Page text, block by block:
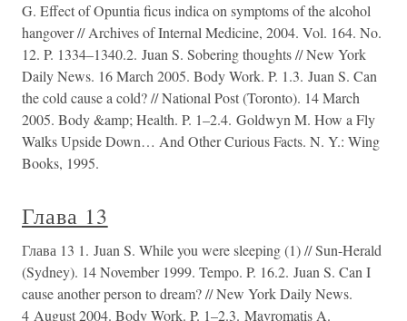
G. Effect of Opuntia ficus indica on symptoms of the alcohol
hangover // Archives of Internal Medicine, 2004. Vol. 164. No.
12. P. 1334–1340.2. Juan S. Sobering thoughts // New York
Daily News. 16 March 2005. Body Work. P. 1.3. Juan S. Can
the cold cause a cold? // National Post (Toronto). 14 March
2005. Body &amp; Health. P. 1–2.4. Goldwyn M. How a Fly
Walks Upside Down… And Other Curious Facts. N. Y.: Wing
Books, 1995.
Глава 13
Глава 13 1. Juan S. While you were sleeping (1) // Sun-Herald
(Sydney). 14 November 1999. Tempo. P. 16.2. Juan S. Can I
cause another person to dream? // New York Daily News.
4 August 2004. Body Work. P. 1–2.3. Mavromatis A.